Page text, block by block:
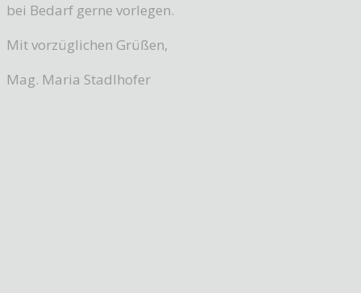
bei Bedarf gerne vorlegen.
Mit vorzüglichen Grüßen,
Mag. Maria Stadlhofer